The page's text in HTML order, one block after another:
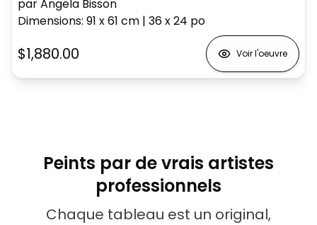
par Angela Bisson
Dimensions: 91 x 61 cm | 36 x 24 po
$1,880.00 Voir l'oeuvre
Peints par de vrais artistes
professionnels
Chaque tableau est un original,